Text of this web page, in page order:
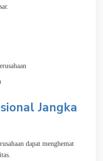
Jangka
dapat menghemat